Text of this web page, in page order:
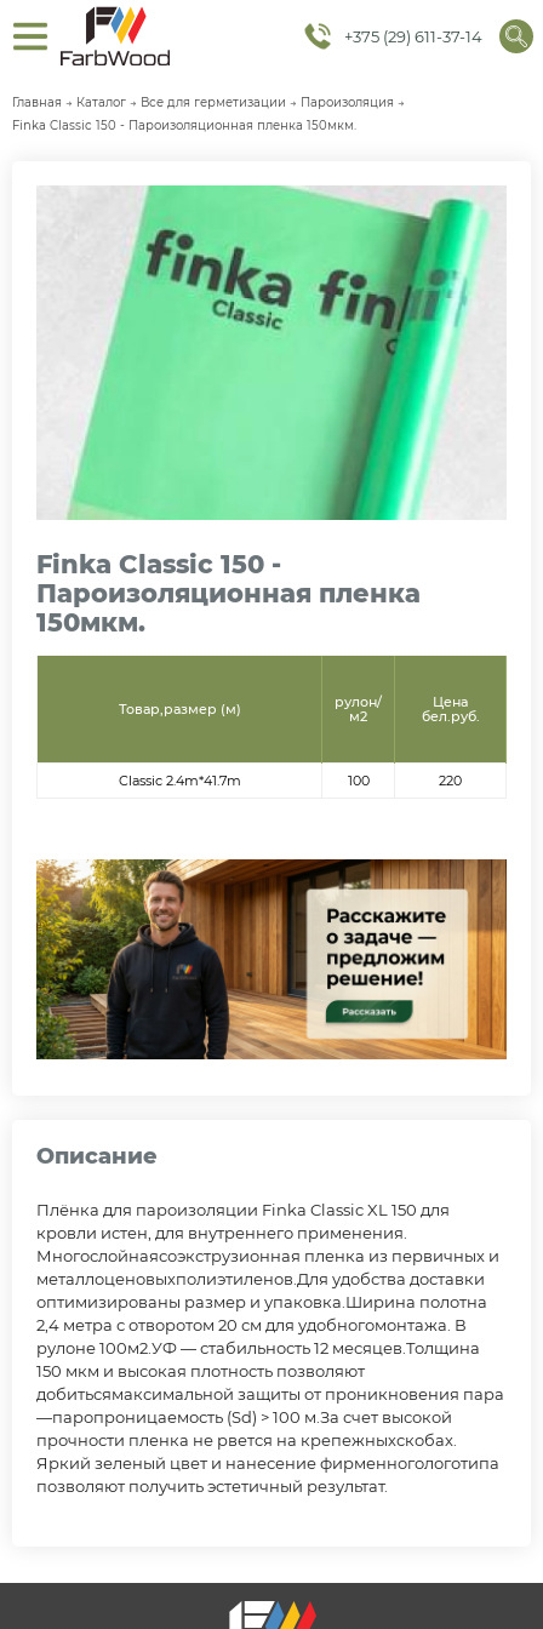
+375 (29) 611-37-14
Главная → Каталог → Все для герметизации → Пароизоляция →
Finka Classic 150 - Пароизоляционная пленка 150мкм.
Finka Classic 150 -
Пароизоляционная пленка
150мкм.
Товар,размер (м)
рулон/
м2
Цена
бел.руб.
Classic 2.4m*41.7m 100 220
Описание
Плёнка для пароизоляции Finka Classic XL 150 для
кровли истен, для внутреннего применения.
Многослойнаясоэкструзионная пленка из первичных и
металлоценовыхполиэтиленов.Для удобства доставки
оптимизированы размер и упаковка.Ширина полотна
2,4 метра с отворотом 20 см для удобногомонтажа. В
рулоне 100м2.УФ — стабильность 12 месяцев.Толщина
150 мкм и высокая плотность позволяют
добитьсямаксимальной защиты от проникновения пара
—паропроницаемость (Sd) > 100 м.За счет высокой
прочности пленка не рвется на крепежныхскобах.
Яркий зеленый цвет и нанесение фирменногологотипа
позволяют получить эстетичный результат.